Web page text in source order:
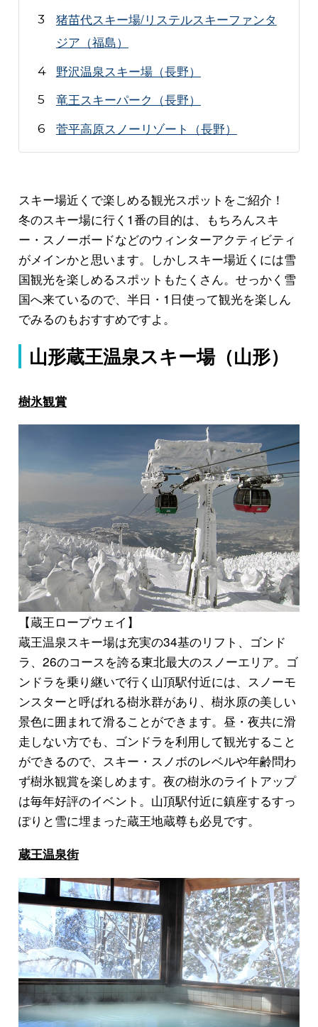
猪苗代スキー場/リステルスキーファンタ
ジア（福島）
野沢温泉スキー場（長野）
竜王スキーパーク（長野）
菅平高原スノーリゾート（長野）
スキー場近くで楽しめる観光スポットをご紹介！
冬のスキー場に行く1番の目的は、もちろんスキ
ー・スノーボードなどのウィンターアクティビティ
がメインかと思います。しかしスキー場近くには雪
国観光を楽しめるスポットもたくさん。せっかく雪
国へ来ているので、半日・1日使って観光を楽しん
でみるのもおすすめですよ。
山形蔵王温泉スキー場（山形）
樹氷観賞
【蔵王ロープウェイ】
蔵王温泉スキー場は充実の34基のリフト、ゴンド
ラ、26のコースを誇る東北最大のスノーエリア。ゴ
ンドラを乗り継いで行く山頂駅付近には、スノーモ
ンスターと呼ばれる樹氷群があり、樹氷原の美しい
景色に囲まれて滑ることができます。昼・夜共に滑
走しない方でも、ゴンドラを利用して観光すること
ができるので、スキー・スノボのレベルや年齢問わ
ず樹氷観賞を楽しめます。夜の樹氷のライトアップ
は毎年好評のイベント。山頂駅付近に鎮座するすっ
ぽりと雪に埋まった蔵王地蔵尊も必見です。
蔵王温泉街